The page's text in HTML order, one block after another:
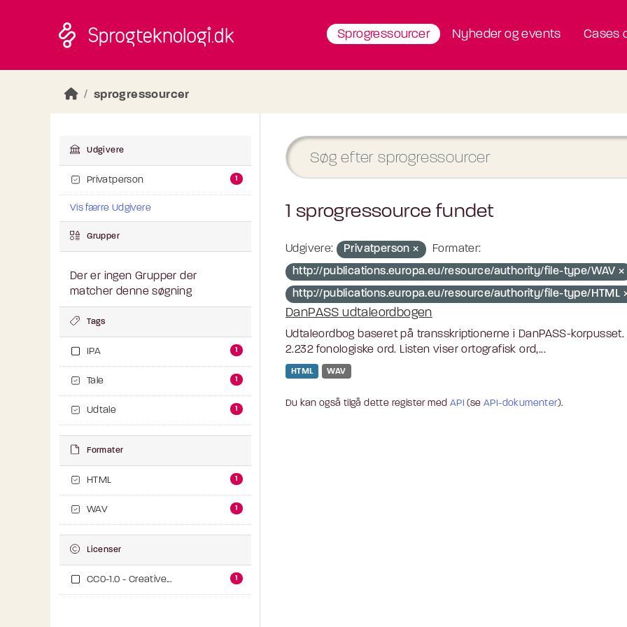
Sprogressourcer Nyheder og events Cases
sprogressourcer
Udgivere
Privatperson 1
Vis færre Udgivere
Grupper
Der er ingen Grupper der
matcher denne søgning
Tags
IPA 1
Tale 1
Udtale 1
Formater
HTML 1
WAV 1
Licenser
CC0-1.0 - Creative... 1
1 sprogressource fundet
Udgivere: Privatperson
Formater:
http://publications.europa.eu/resource/authority/file-type/WAV
http://publications.europa.eu/resource/authority/file-type/HTML
DanPASS udtaleordbogen
Udtaleordbog baseret på transskriptionerne i DanPASS-
2.232 fonologiske ord. Listen viser ortografisk ord,...
HTML WAV
Du kan også tilgå dette register med API (seAPI-dokumenter).